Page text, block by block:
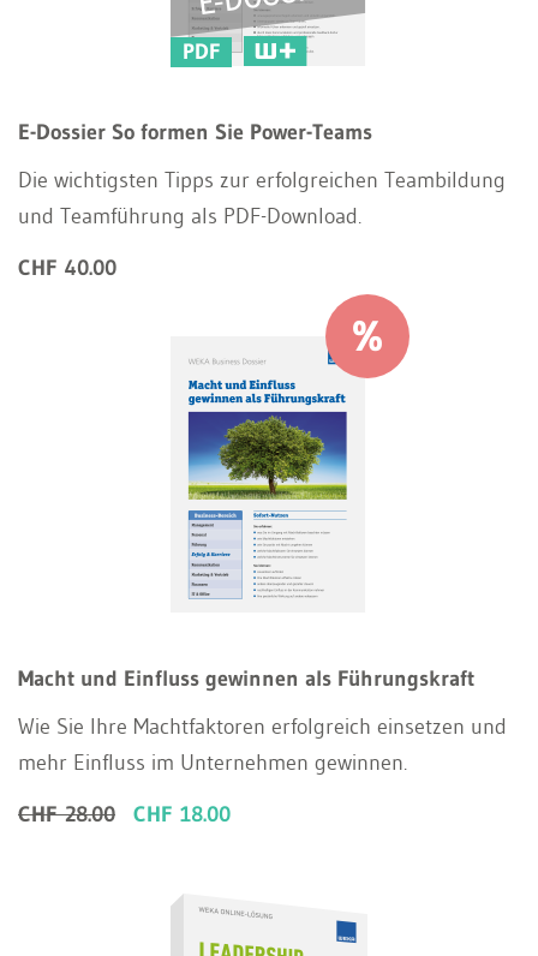
PDF
E-Dossier So formen Sie Power-Teams
Die wichtigsten Tipps zur erfolgreichen Teambildung
und Teamführung als PDF-Download.
CHF 40.00
Macht und Einfluss gewinnen als Führungskraft
Wie Sie Ihre Machtfaktoren erfolgreich einsetzen und
mehr Einfluss im Unternehmen gewinnen.
CHF 28.00
CHF 18.00